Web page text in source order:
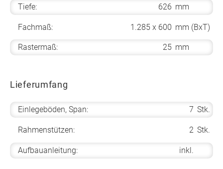
Tiefe: 626 mm
Fachmaß: 1.285 x 600 mm (BxT)
Rastermaß: 25 mm
Lieferumfang
Einlegeböden, Span: 7 Stk.
Rahmenstützen: 2 Stk.
Aufbauanleitung: inkl.